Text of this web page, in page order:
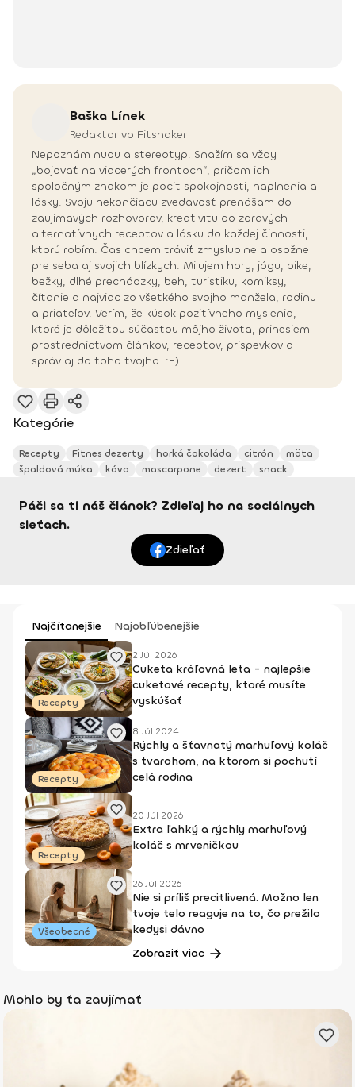
Baška Línek
Redaktor vo Fitshaker
Nepoznám nudu a stereotyp. Snažím sa vždy
„bojovať na viacerých frontoch“, pričom ich
spoločným znakom je pocit spokojnosti, naplnenia a
lásky. Svoju nekončiacu zvedavosť prenášam do
zaujímavých rozhovorov, kreativitu do zdravých
alternatívnych receptov a lásku do každej činnosti,
ktorú robím. Čas chcem tráviť zmysluplne a osožne
pre seba aj svojich blízkych. Milujem hory, jógu, bike,
bežky, dlhé prechádzky, beh, turistiku, komiksy,
čítanie a najviac zo všetkého svojho manžela, rodinu
a priateľov. Verím, že kúsok pozitívneho myslenia,
ktoré je dôležitou súčasťou môjho života, prinesiem
prostredníctvom článkov, receptov, príspevkov a
správ aj do toho tvojho. :-)
Kategórie
Recepty Fitnes dezerty horká čokoláda citrón
mäta
špaldová múka
káva mascarpone dezert snack
Páči sa ti náš článok? Zdieľaj ho na sociálnych
sieťach.
Zdieľať
Najčítanejšie Najobľúbenejšie
Recepty
2 Júl 2026
Cuketa kráľovná leta - najlepšie
cuketové recepty, ktoré musíte
vyskúšať
Recepty
8 Júl 2024
Rýchly a šťavnatý marhuľový koláč
s tvarohom, na ktorom si pochutí
celá rodina
Recepty
20 Júl 2026
Extra ľahký a rýchly marhuľový
koláč s mrveničkou
Všeobecné
26 Júl 2026
Nie si príliš precitlivená. Možno len
tvoje telo reaguje na to, čo prežilo
kedysi dávno
Zobraziť viac
Mohlo by ťa zaujímať